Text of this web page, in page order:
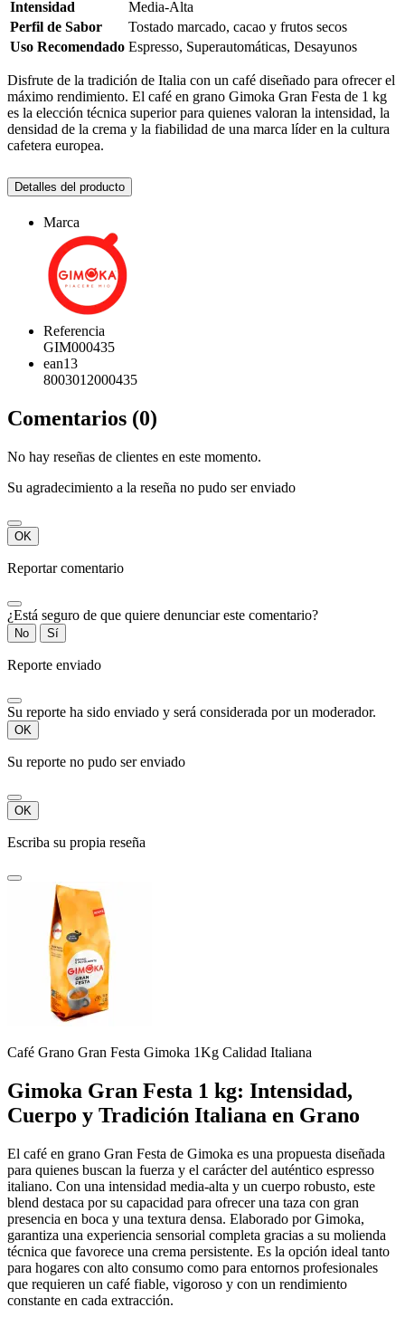
Intensidad
Media-Alta
Perfil de Sabor
Tostado marcado, cacao y frutos secos
Uso Recomendado Espresso, Superautomáticas, Desayunos
Disfrute de la tradición de Italia con un café diseñado para ofrecer el
máximo rendimiento. El café en grano Gimoka Gran Festa de 1 kg
es la elección técnica superior para quienes valoran la intensidad, la
densidad de la crema y la fiabilidad de una marca líder en la cultura
cafetera europea.
Detalles del producto
Marca
Referencia
GIM000435
ean13
8003012000435
Comentarios (0)
No hay reseñas de clientes en este momento.
Su agradecimiento a la reseña no pudo ser enviado
OK
Reportar comentario
¿Está seguro de que quiere denunciar este comentario?
No Sí
Reporte enviado
Su reporte ha sido enviado y será considerada por un moderador.
OK
Su reporte no pudo ser enviado
OK
Escriba su propia reseña
Café Grano Gran Festa Gimoka 1Kg Calidad Italiana
Gimoka Gran Festa 1 kg: Intensidad,
Cuerpo y Tradición Italiana en Grano
El café en grano Gran Festa de Gimoka es una propuesta diseñada
para quienes buscan la fuerza y el carácter del auténtico espresso
italiano. Con una intensidad media-alta y un cuerpo robusto, este
blend destaca por su capacidad para ofrecer una taza con gran
presencia en boca y una textura densa. Elaborado por Gimoka,
garantiza una experiencia sensorial completa gracias a su molienda
técnica que favorece una crema persistente. Es la opción ideal tanto
para hogares con alto consumo como para entornos profesionales
que requieren un café fiable, vigoroso y con un rendimiento
constante en cada extracción.